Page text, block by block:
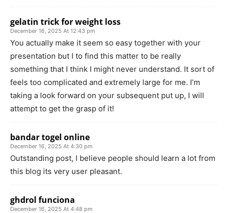
gelatin trick for weight loss
December 16, 2025 At 12:43 pm
You actually make it seem so easy together with your
presentation but I to find this matter to be really
something that I think I might never understand. It sort of
feels too complicated and extremely large for me. I’m
taking a look forward on your subsequent put up, I will
attempt to get the grasp of it!
bandar togel online
December 16, 2025 At 4:30 pm
Outstanding post, I believe people should learn a lot from
this blog its very user pleasant.
ghdrol funciona
December 16, 2025 At 4:48 pm